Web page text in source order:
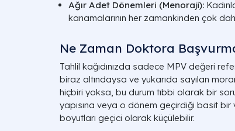
Ağır Adet Dönemleri (Menoraji):
kanamalarının her zamankinden çok
Ne Zaman Doktora
Tahlil kağıdınızda sadece MPV değeri
biraz altındaysa ve yukarıda sayılan
hiçbiri yoksa, bu durum tıbbi olarak bir
yapısına veya o dönem geçirdiği basit
boyutları geçici olarak küçülebilir.